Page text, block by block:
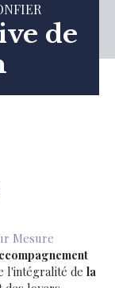
de
Mesure
l'intégralité de la